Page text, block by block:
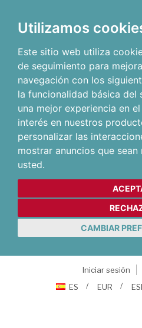
Utilizamos
Este sitio web utiliza
de seguimiento para
navegación con los
la funcionalidad básica del
una mejor experiencia en
interés en nuestros
personalizar las
mostrar anuncios que sean
usted.
CAMBIAR
Iniciar sesión
ES
EUR